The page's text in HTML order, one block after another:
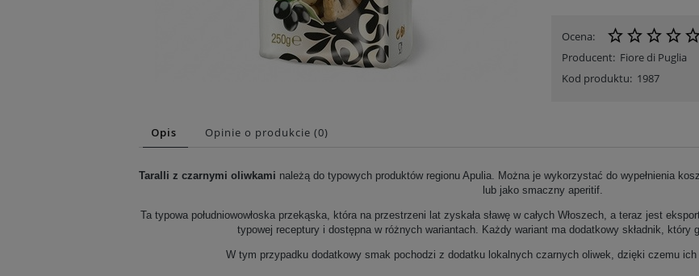
Ocena:
Producent: Fiore di Puglia
Kod produktu: 1987
Opis Opinie o produkcie (0)
Taralli z czarnymi oliwkami należą do typowych produktów regionu Apulia. Można je wykorzystać do wypełnienia
lub jako smaczny aperitif.
Ta typowa południowowłoska przekąska, która na przestrzeni lat zyskała sławę w całych Włoszech, a teraz jest
typowej receptury i dostępna w różnych wariantach. Każdy wariant ma dodatkowy składnik, który
W tym przypadku dodatkowy smak pochodzi z dodatku lokalnych czarnych oliwek, dzięki czemu